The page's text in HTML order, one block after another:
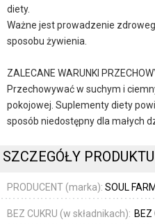
diety.
Ważne jest prowadzenie
sposobu żywienia.
ZALECANE WARUNKI
Przechowywać w suchym i
pokojowej. Suplementy diety
sposób niedostępny dla małych
SZCZEGÓŁY PRODUKTU
PRODUCENT (marka): SOUL
BEZ CUKRU (w składnikach):